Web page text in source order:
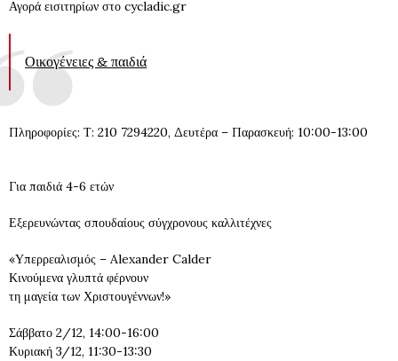
Αγορά εισιτηρίων στο cycladic.gr
Οικογένειες & παιδιά
Πληροφορίες: Τ: 210 7294220, Δευτέρα – Παρασκευή: 10:00-13:00
Για παιδιά 4-6 ετών
Εξερευνώντας σπουδαίους σύγχρονους καλλιτέχνες
«Υπερρεαλισμός – Alexander Calder
Κινούμενα γλυπτά φέρνουν
τη μαγεία των Χριστουγέννων!»
Σάββατο 2/12, 14:00-16:00
Κυριακή 3/12, 11:30-13:30